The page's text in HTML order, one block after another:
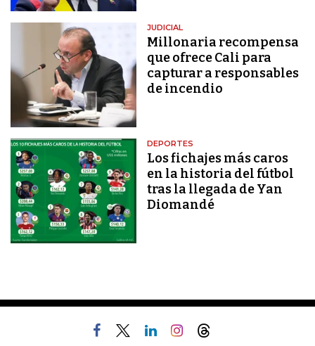
JUDICIAL
Millonaria recompensa
que ofrece Cali para
capturar a responsables
de incendio
DEPORTES
Los fichajes más caros
en la historia del fútbol
tras la llegada de Yan
Diomandé